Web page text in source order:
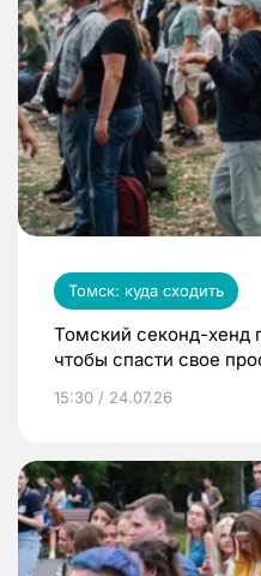
Томск: куда сходить
Томский секонд-хенд
чтобы спасти свое
15:30 / 24.07.26